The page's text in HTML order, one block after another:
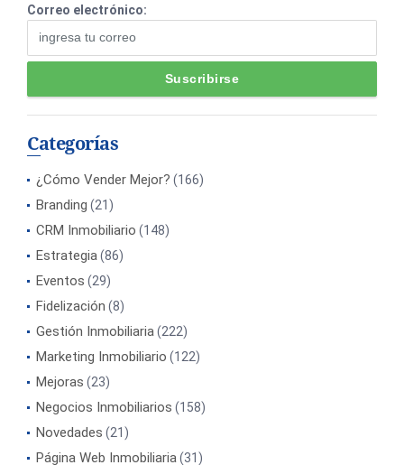
Correo electrónico:
Categorías
¿Cómo Vender Mejor? (166)
Branding (21)
CRM Inmobiliario (148)
Estrategia(86)
Eventos (29)
Fidelización (8)
Gestión Inmobiliaria(222)
Marketing Inmobiliario (122)
Mejoras (23)
Negocios Inmobiliarios (158)
Novedades (21)
Página Web Inmobiliaria(31)